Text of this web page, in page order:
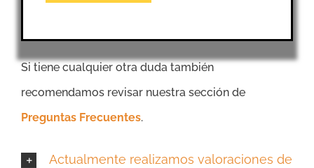
Si tiene cualquier otra duda también
recomendamos revisar nuestra sección de
Preguntas Frecuentes.
Actualmente realizamos valoraciones de